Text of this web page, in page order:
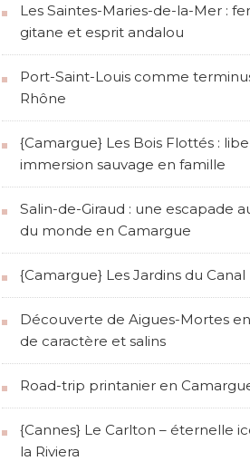
Les Saintes-Maries-de-la-Mer :
gitane et esprit andalou
Port-Saint-Louis comme
Rhône
{Camargue} Les Bois Flottés :
immersion sauvage en famille
Salin-de-Giraud : une escapade
du monde en Camargue
{Camargue} Les Jardins du Canal
Découverte de Aigues-Mortes
de caractère et salins
Road-trip printanier en
{Cannes} Le Carlton – éternelle
la Riviera